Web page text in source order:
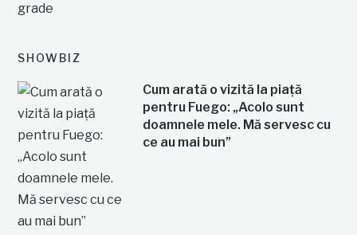
SHOWBIZ
Cum arată o vizită la piață
pentru Fuego: „Acolo sunt
doamnele mele. Mă servesc cu
ce au mai bun”